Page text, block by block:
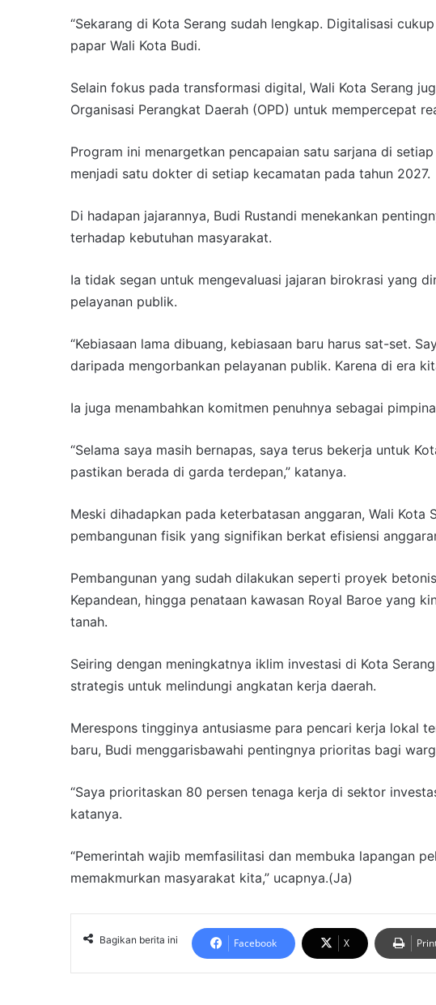
“Sekarang di Kota Serang sudah lengkap. Digitalisasi
papar Wali Kota Budi.
Selain fokus pada transformasi digital, Wali Kota Serang
Organisasi Perangkat Daerah (OPD) untuk mempercepat
Program ini menargetkan pencapaian satu sarjana di
menjadi satu dokter di setiap kecamatan pada tahun 2027.
Di hadapan jajarannya, Budi Rustandi menekankan
terhadap kebutuhan masyarakat.
Ia tidak segan untuk mengevaluasi jajaran birokrasi yang
pelayanan publik.
“Kebiasaan lama dibuang, kebiasaan baru harus sat-set.
daripada mengorbankan pelayanan publik. Karena di era
Ia juga menambahkan komitmen penuhnya sebagai
“Selama saya masih bernapas, saya terus bekerja untuk
pastikan berada di garda terdepan,” katanya.
Meski dihadapkan pada keterbatasan anggaran, Wali Kota
pembangunan fisik yang signifikan berkat efisiensi
Pembangunan yang sudah dilakukan seperti proyek
Kepandean, hingga penataan kawasan Royal Baroe yang
tanah.
Seiring dengan meningkatnya iklim investasi di Kota
strategis untuk melindungi angkatan kerja daerah.
Merespons tingginya antusiasme para pencari kerja lokal
baru, Budi menggarisbawahi pentingnya prioritas bagi
“Saya prioritaskan 80 persen tenaga kerja di sektor
katanya.
“Pemerintah wajib memfasilitasi dan membuka lapangan
memakmurkan masyarakat kita,” ucapnya.(Ja)
Bagikan berita ini Facebook X